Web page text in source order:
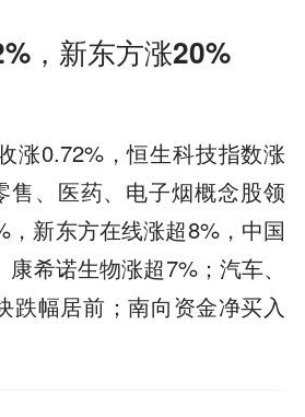
，新东方涨20%
涨0.72%，恒生科技指数涨
售、医药、电子烟概念股领
，新东方在线涨超8%，中国
希诺生物涨超7%；汽车、
跌幅居前；南向资金净买入